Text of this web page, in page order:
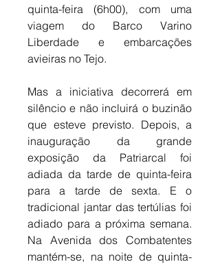
quinta-feira (6h00), com uma
viagem do Barco Varino
Liberdade e embarcações
avieiras no Tejo.
Mas a iniciativa decorrerá em
silêncio e não incluirá o buzinão
que esteve previsto. Depois, a
inauguração da grande
exposição da Patriarcal foi
adiada da tarde de quinta-feira
para a tarde de sexta. E o
tradicional jantar das tertúlias foi
adiado para a próxima semana.
Na Avenida dos Combatentes
mantém-se, na noite de quinta-